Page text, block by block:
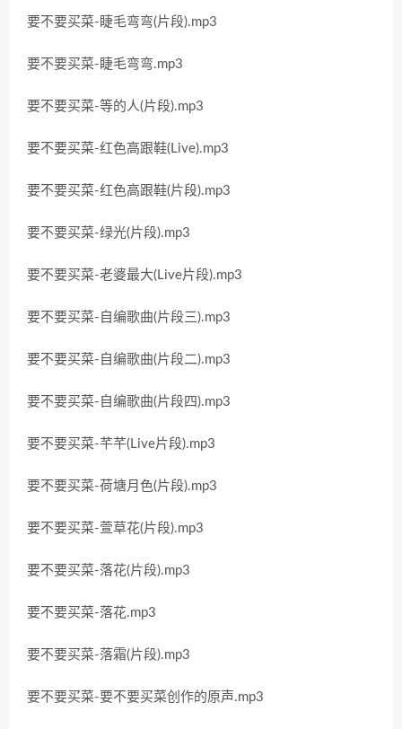
要不要买菜-睫毛弯弯(片段).mp3
要不要买菜-睫毛弯弯.mp3
要不要买菜-等的人(片段).mp3
要不要买菜-红色高跟鞋(Live).mp3
要不要买菜-红色高跟鞋(片段).mp3
要不要买菜-绿光(片段).mp3
要不要买菜-老婆最大(Live片段).mp3
要不要买菜-自编歌曲(片段三).mp3
要不要买菜-自编歌曲(片段二).mp3
要不要买菜-自编歌曲(片段四).mp3
要不要买菜-芊芊(Live片段).mp3
要不要买菜-荷塘月色(片段).mp3
要不要买菜-萱草花(片段).mp3
要不要买菜-落花(片段).mp3
要不要买菜-落花.mp3
要不要买菜-落霜(片段).mp3
要不要买菜-要不要买菜创作的原声.mp3